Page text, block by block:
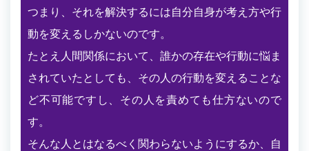
つまり、それを解決するには自分自身が考え方や行
動を変えるしかないのです。
たとえ人間関係において、誰かの存在や行動に悩ま
されていたとしても、その人の行動を変えることな
ど不可能ですし、その人を責めても仕方ないので
す。
そんな人とはなるべく関わらないようにするか、自